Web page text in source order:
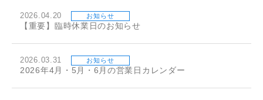
2026.04.20 お知らせ
【重要】臨時休業日のお知らせ
2026.03.31 お知らせ
2026年4月・5月・6月の営業日カレンダー